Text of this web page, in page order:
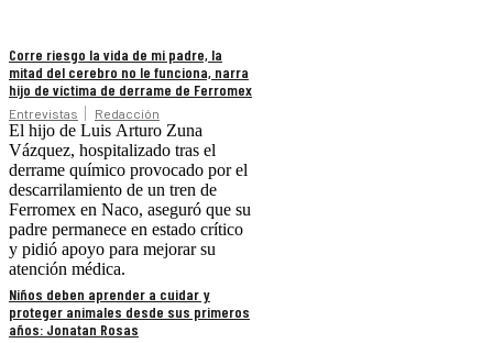
Corre riesgo la vida de mi padre, la
mitad del cerebro no le funciona, narra
hijo de víctima de derrame de Ferromex
Entrevistas Redacción
El hijo de Luis Arturo Zuna
Vázquez, hospitalizado tras el
derrame químico provocado por el
descarrilamiento de un tren de
Ferromex en Naco, aseguró que su
padre permanece en estado crítico
y pidió apoyo para mejorar su
atención médica.
Niños deben aprender a cuidar y
proteger animales desde sus primeros
años: Jonatan Rosas